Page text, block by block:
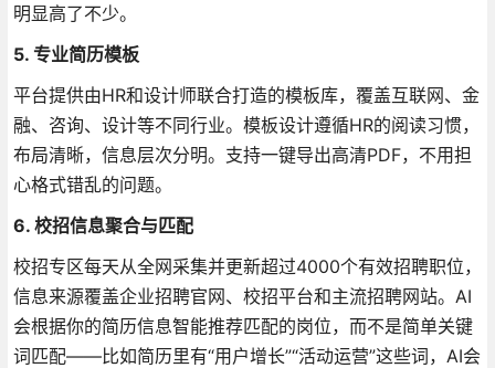
明显高了不少。
5. 专业简历模板
平台提供由HR和设计师联合打造的模板库，覆盖互联网、金
融、咨询、设计等不同行业。模板设计遵循HR的阅读习惯，
布局清晰，信息层次分明。支持一键导出高清PDF，不用担
心格式错乱的问题。
6. 校招信息聚合与匹配
校招专区每天从全网采集并更新超过4000个有效招聘职位，
信息来源覆盖企业招聘官网、校招平台和主流招聘网站。AI
会根据你的简历信息智能推荐匹配的岗位，而不是简单关键
词匹配——比如简历里有“用户增长”“活动运营”这些词，AI会